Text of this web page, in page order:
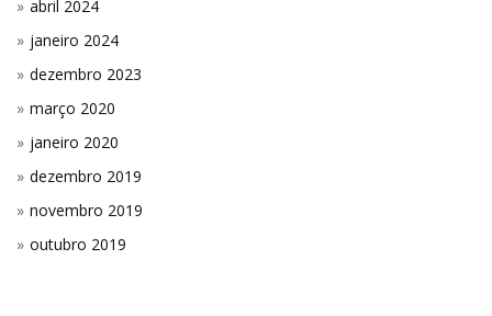
abril 2024
janeiro 2024
dezembro 2023
março 2020
janeiro 2020
dezembro 2019
novembro 2019
outubro 2019